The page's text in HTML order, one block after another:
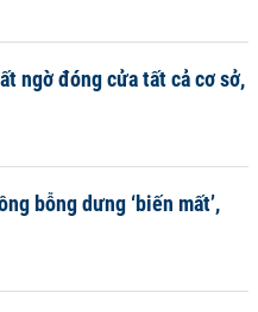
ngờ đóng cửa tất cả cơ sở,
bỗng dưng ‘biến mất’,